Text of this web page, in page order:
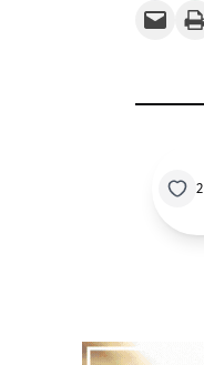
Email this Page
Print this Page
2